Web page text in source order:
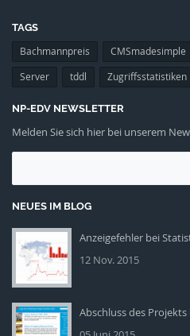
TAGS
Bachmannpreis CMSmadesimple
Server
tddl Zugriffsstatistiken
NP-EDV NEWSLETTER
Melden Sie sich hier bei unserem
NEUES IM BLOG
npedv-piwik.png
Anzeigefehler bei
12 Nov. 2015
Abschluss des